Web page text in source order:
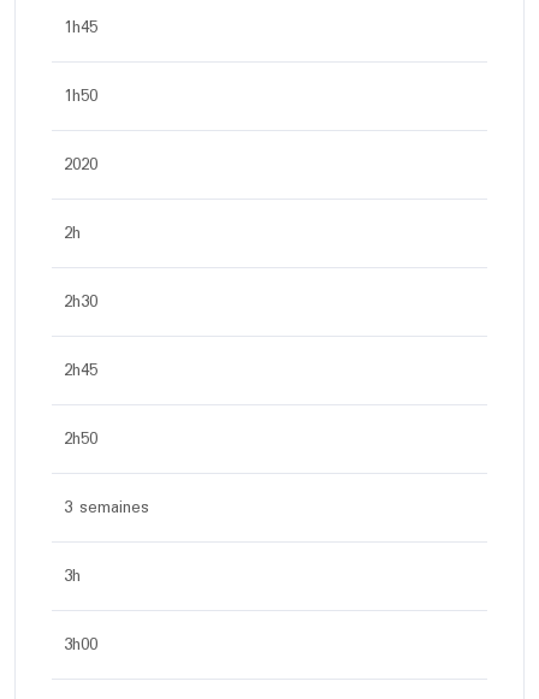
1h45
1h50
2020
2h
2h30
2h45
2h50
3 semaines
3h
3h00